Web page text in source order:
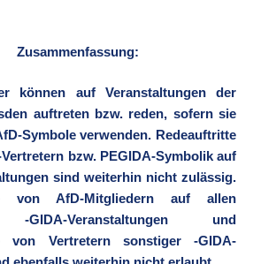
Zusammenfassung:
können auf Veranstaltungen der
auftreten bzw. reden, sofern sie
Symbole verwenden. Redeauftritte
bzw. PEGIDA-Symbolik auf
sind weiterhin nicht zulässig.
von AfD-Mitgliedern auf allen
-GIDA-Veranstaltungen und
von Vertretern sonstiger -GIDA-